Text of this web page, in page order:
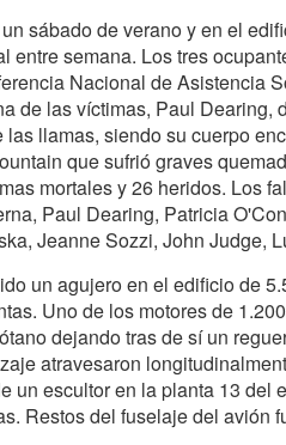
sábado de verano y en el
entre semana. Los tres
Nacional de Asistencia
de las víctimas, Paul Dearing,
las llamas, siendo su cuerpo
que sufrió graves
mortales y 26 heridos. Los
Paul Dearing, Patricia
Jeanne Sozzi, John Judge,
un agujero en el edificio de
Uno de los motores de
dejando tras de sí un
atravesaron
un escultor en la planta 13
Restos del fuselaje del avión